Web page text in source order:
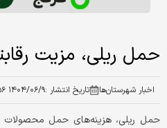
حمل ریلی، مزیت
اخبار شهرستان‌ها تاریخ انتشار :۱۴۰۴/۰۶/۹ ۱۰:۵۶
حمل ریلی، هزینه‌های حمل محصولات